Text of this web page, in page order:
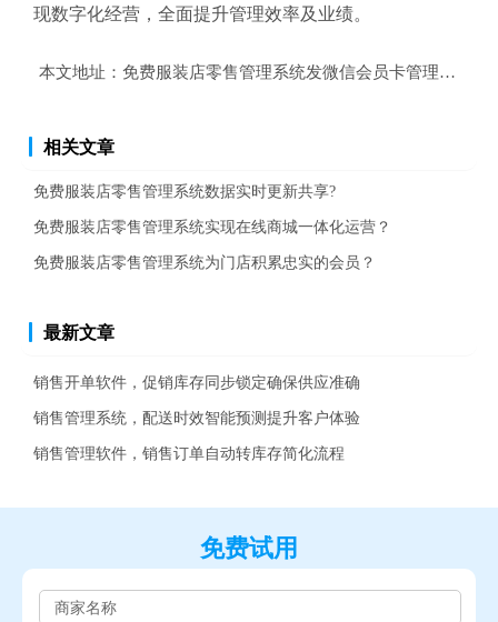
现数字化经营，全面提升管理效率及业绩。
本文地址： 免费服装店零售管理系统发微信会员卡管理充值？
相关文章
免费服装店零售管理系统数据实时更新共享?
免费服装店零售管理系统实现在线商城一体化运营？
免费服装店零售管理系统为门店积累忠实的会员？
最新文章
销售开单软件，促销库存同步锁定确保供应准确
销售管理系统，配送时效智能预测提升客户体验
销售管理软件，销售订单自动转库存简化流程
免费试用